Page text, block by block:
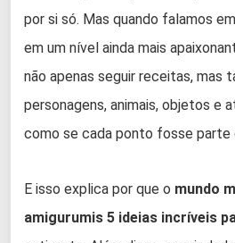
por si só. Mas quando falamos
em um nível ainda mais
não apenas seguir receitas, mas
personagens, animais, objetos e
como se cada ponto fosse parte
E isso explica por que o mundo
amigurumis 5 ideias incríveis